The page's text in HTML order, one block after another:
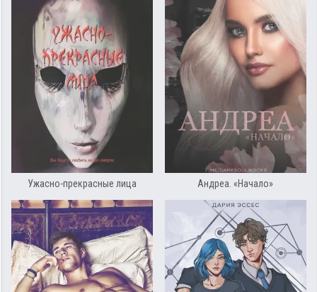
Ужасно-прекрасные лица Андреа. «Начало»